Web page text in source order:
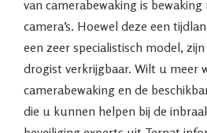
van camerabewaking is
camera’s. Hoewel deze een
een zeer specialistisch model,
drogist verkrijgbaar. Wilt u meer
camerabewaking en de
die u kunnen helpen bij de